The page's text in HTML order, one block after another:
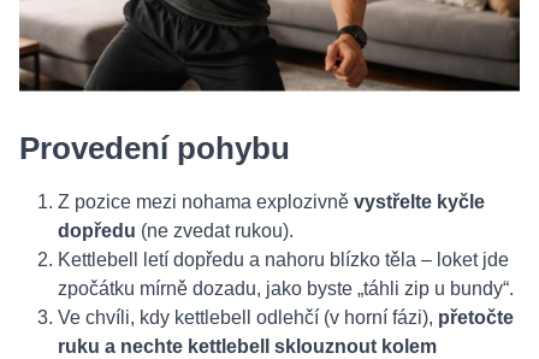
Provedení pohybu
Z pozice mezi nohama explozivně vystřelte kyčle
dopředu (ne zvedat rukou).
Kettlebell letí dopředu a nahoru blízko těla – loket jde
zpočátku mírně dozadu, jako byste „táhli zip u bundy“.
Ve chvíli, kdy kettlebell odlehčí (v horní fázi), přetočte
ruku a nechte kettlebell sklouznout kolem